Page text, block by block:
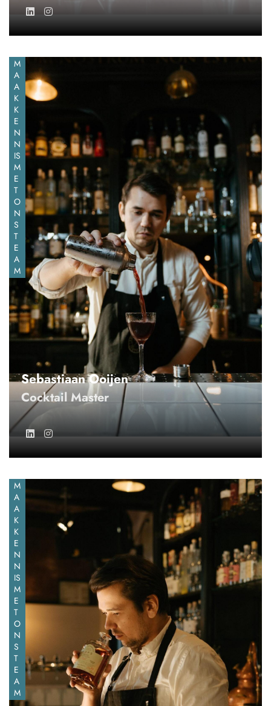
M
A
A
K
K
E
N
N
IS
M
E
T
O
N
S
T
E
A
M
Sebastiaan Ooijen
Cocktail Master
M
A
A
K
K
E
N
N
IS
M
E
T
O
N
S
T
E
A
M